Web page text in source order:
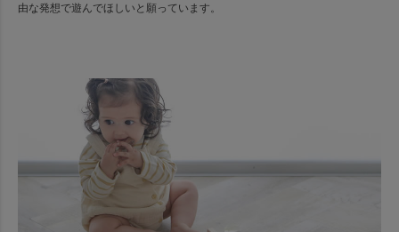
由な発想で遊んでほしいと願っています。